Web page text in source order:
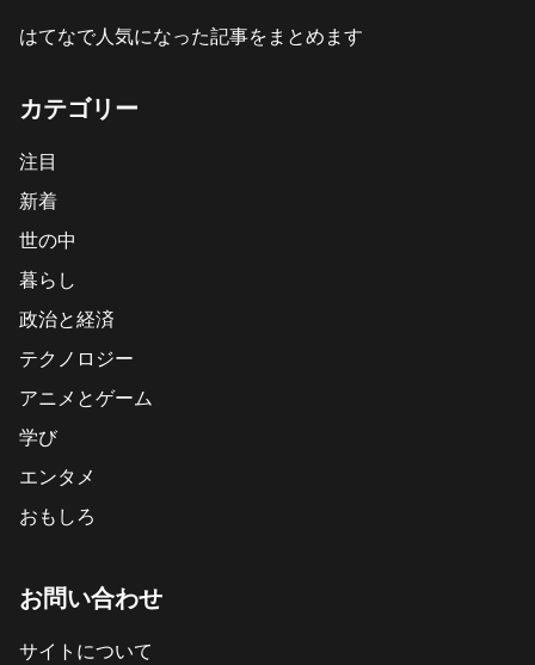
はてなで人気になった記事をまとめます
カテゴリー
注目
新着
世の中
暮らし
政治と経済
テクノロジー
アニメとゲーム
学び
エンタメ
おもしろ
お問い合わせ
サイトについて